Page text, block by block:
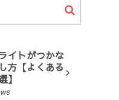
イトがつかな
方【よくある
】